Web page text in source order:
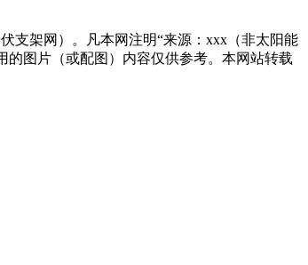
支架网）。凡本网注明“来源：xxx（非太阳能
图片（或配图）内容仅供参考。本网站转载